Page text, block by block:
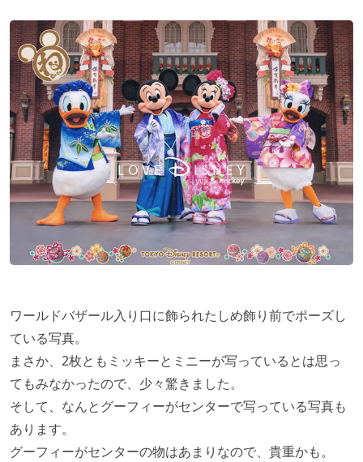
ワールドバザール入り口に飾られたしめ飾り前でポーズし
ている写真。
まさか、2枚ともミッキーとミニーが写っているとは思っ
てもみなかったので、少々驚きました。
そして、なんとグーフィーがセンターで写っている写真も
あります。
グーフィーがセンターの物はあまりなので、貴重かも。